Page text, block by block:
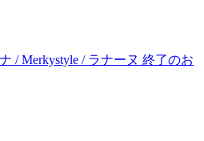
/ Merkystyle / ラナーヌ 終了のお